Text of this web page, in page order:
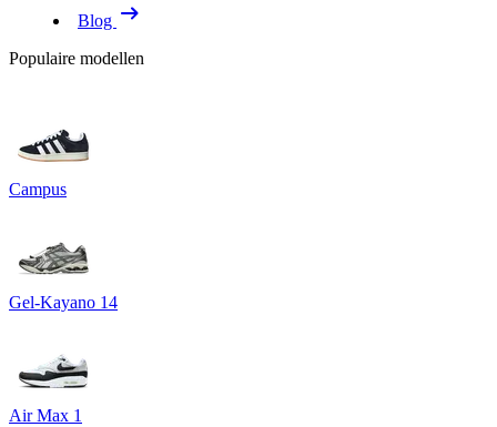
Blog
Populaire modellen
Campus
Gel-Kayano 14
Air Max 1